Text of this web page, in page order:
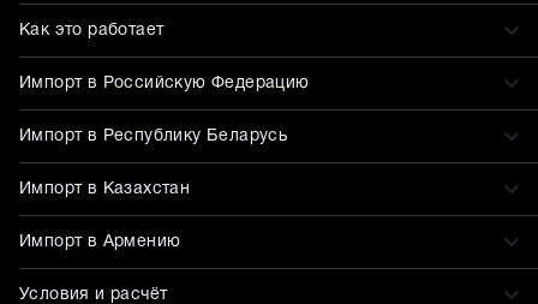
Как это работает
Импорт в Российскую Федерацию
Импорт в Республику Беларусь
Импорт в Казахстан
Импорт в Армению
Условия и расчёт